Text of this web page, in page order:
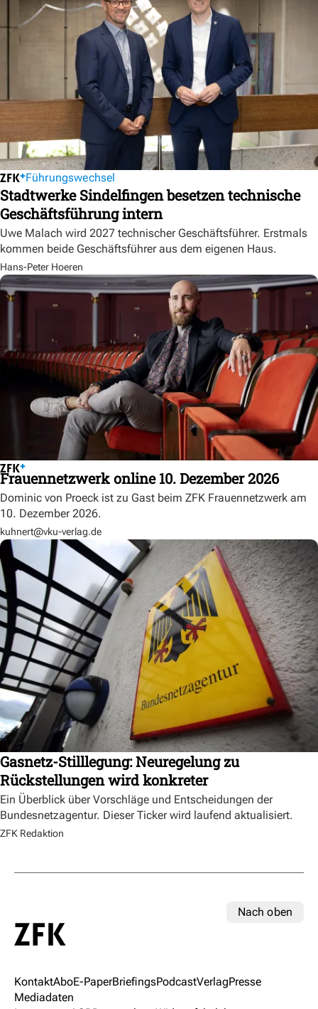
Führungswechsel
Stadtwerke Sindelfingen besetzen technische
Geschäftsführung intern
Uwe Malach wird 2027 technischer Geschäftsführer. Erstmals
kommen beide Geschäftsführer aus dem eigenen Haus.
Hans-Peter Hoeren
Frauennetzwerk online 10. Dezember 2026
Dominic von Proeck ist zu Gast beim ZFK Frauennetzwerk am
10. Dezember 2026.
kuhnert@vku-verlag.de
Gasnetz-Stilllegung: Neuregelung zu
Rückstellungen wird konkreter
Ein Überblick über Vorschläge und Entscheidungen der
Bundesnetzagentur. Dieser Ticker wird laufend aktualisiert.
ZFK Redaktion
Nach oben
KontaktAboE-PaperBriefingsPodcastVerlagPresse
Mediadaten